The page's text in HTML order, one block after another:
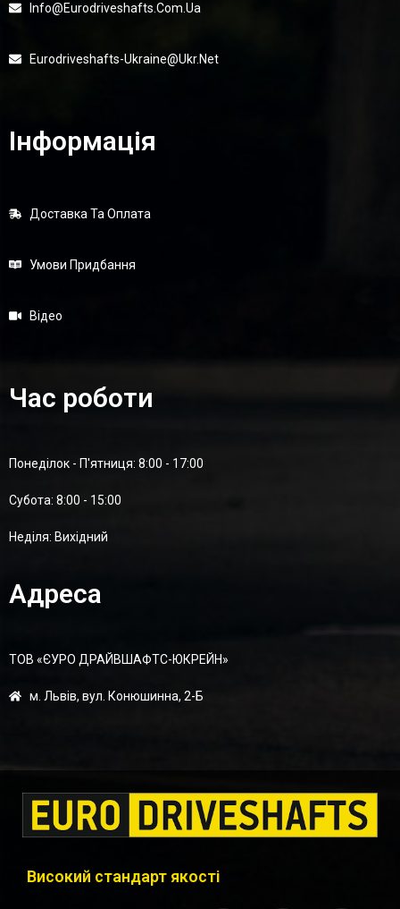
Info@eurodriveshafts.com.ua
Eurodriveshafts-Ukraine@ukr.net
Інформація
Доставка Та Оплата
Умови Придбання
Відео
Час роботи
Понеділок - П'ятниця: 8:00 - 17:00
Суботa: 8:00 - 15:00
Неділя: Вихідний
Адреса
ТОВ «ЄУРО ДРАЙВШАФТC-ЮКРЕЙН»
м. Львів, вул. Конюшинна, 2-Б
Високий стандарт якості